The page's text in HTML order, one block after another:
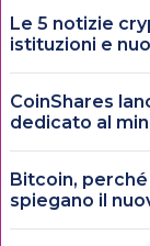
Le 5 notizie
istituzioni e
CoinShares
dedicato al
Bitcoin,
spiegano il